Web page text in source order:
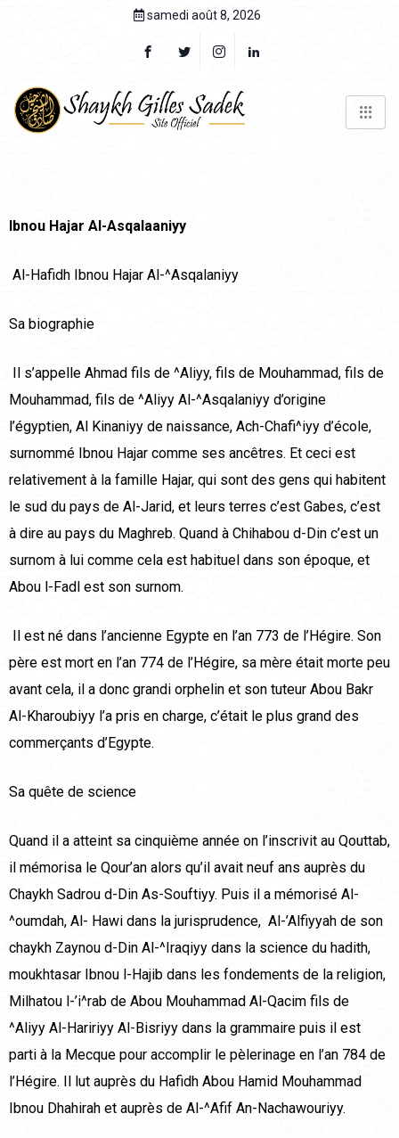
samedi août 8, 2026
Ibnou Hajar Al-Asqalaaniyy
Al-Hafidh Ibnou Hajar Al-^Asqalaniyy
Sa biographie
Il s’appelle Ahmad fils de ^Aliyy, fils de Mouhammad, fils de
Mouhammad, fils de ^Aliyy Al-^Asqalaniyy d’origine
l’égyptien, Al Kinaniyy de naissance, Ach-Chafi^iyy d’école,
surnommé Ibnou Hajar comme ses ancêtres. Et ceci est
relativement à la famille Hajar, qui sont des gens qui habitent
le sud du pays de Al-Jarid, et leurs terres c’est Gabes, c’est
à dire au pays du Maghreb. Quand à Chihabou d-Din c’est un
surnom à lui comme cela est habituel dans son époque, et
Abou l-Fadl est son surnom.
Il est né dans l’ancienne Egypte en l’an 773 de l’Hégire. Son
père est mort en l’an 774 de l’Hégire, sa mère était morte peu
avant cela, il a donc grandi orphelin et son tuteur Abou Bakr
Al-Kharoubiyy l’a pris en charge, c’était le plus grand des
commerçants d’Egypte.
Sa quête de science
Quand il a atteint sa cinquième année on l’inscrivit au Qouttab,
il mémorisa le Qour’an alors qu’il avait neuf ans auprès du
Chaykh Sadrou d-Din As-Souftiyy. Puis il a mémorisé Al-
^oumdah, Al- Hawi dans la jurisprudence, Al-’Alfiyyah de son
chaykh Zaynou d-Din Al-^Iraqiyy dans la science du hadith,
moukhtasar Ibnou l-Hajib dans les fondements de la religion,
Milhatou l-’i^rab de Abou Mouhammad Al-Qacim fils de
^Aliyy Al-Haririyy Al-Bisriyy dans la grammaire puis il est
parti à la Mecque pour accomplir le pèlerinage en l’an 784 de
l’Hégire. Il lut auprès du Hafidh Abou Hamid Mouhammad
Ibnou Dhahirah et auprès de Al-^Afif An-Nachawouriyy.